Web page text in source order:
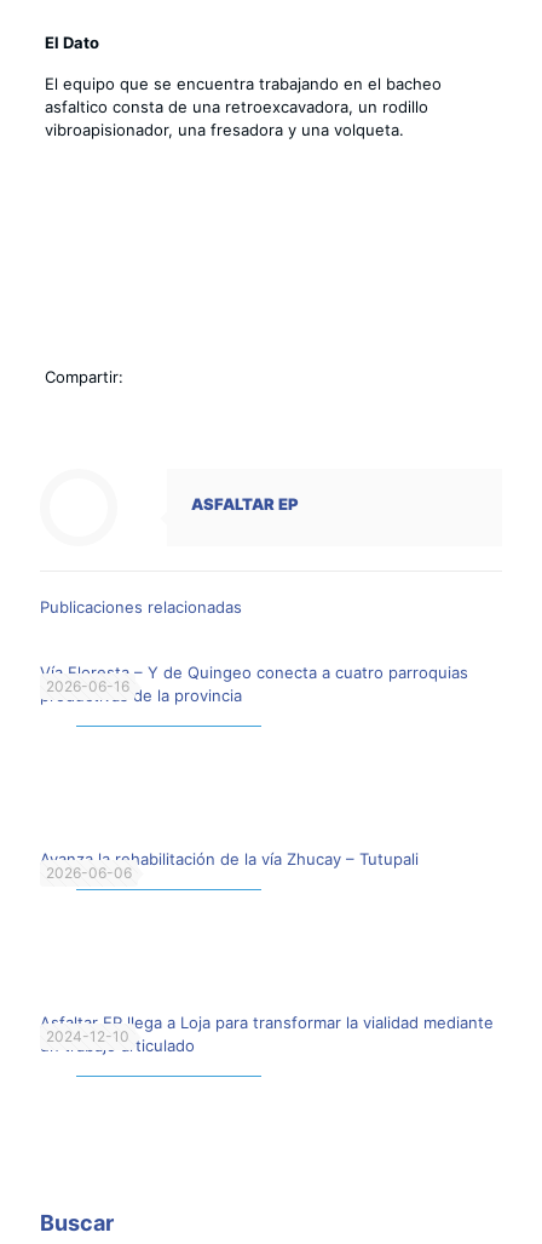
El Dato
El equipo que se encuentra trabajando en el bacheo
asfaltico consta de una retroexcavadora, un rodillo
vibroapisionador, una fresadora y una volqueta.
Compartir:
ASFALTAR EP
Publicaciones relacionadas
2026-06-16
Vía Floresta – Y de Quingeo conecta a cuatro parroquias
productivas de la provincia
2026-06-06
Avanza la rehabilitación de la vía Zhucay – Tutupali
2024-12-10
Asfaltar EP llega a Loja para transformar la vialidad mediante
un trabajo articulado
Buscar